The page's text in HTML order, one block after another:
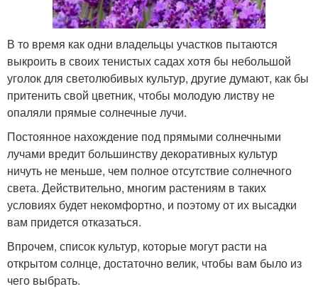
В то время как одни владельцы участков пытаются
выкроить в своих тенистых садах хотя бы небольшой
уголок для светолюбивых культур, другие думают, как бы
притенить свой цветник, чтобы молодую листву не
опаляли прямые солнечные лучи.
Постоянное нахождение под прямыми солнечными
лучами вредит большинству декоративных культур
ничуть не меньше, чем полное отсутствие солнечного
света. Действительно, многим растениям в таких
условиях будет некомфортно, и поэтому от их высадки
вам придется отказаться.
Впрочем, список культур, которые могут расти на
открытом солнце, достаточно велик, чтобы вам было из
чего выбрать.